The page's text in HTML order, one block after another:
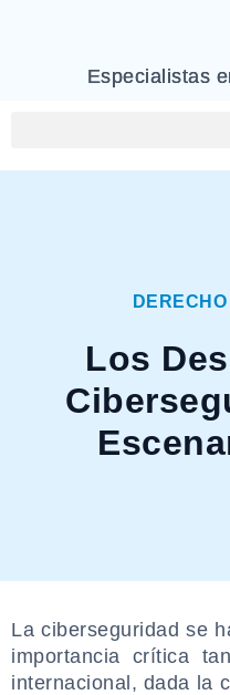
Especialistas
Los
La ciberseguridad se
importancia crítica
internacional, dada la